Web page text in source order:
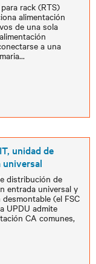
rack (RTS)
alimentación
de una sola
a una
...
unidad de
distribución de
entrada universal y
(el FSC
UPDU admite
CA comunes,